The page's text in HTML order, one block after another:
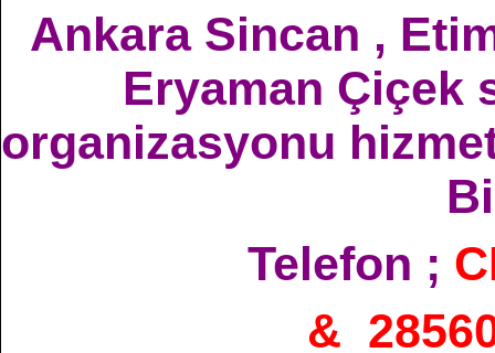
Ankara Sincan ,
Eryaman Çiçek
organizasyonu
Telefon ;
&